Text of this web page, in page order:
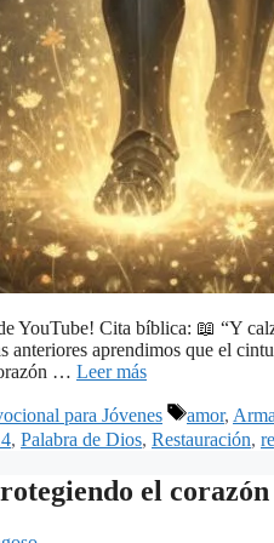
YouTube! Cita bíblica: 📖 “Y
aprendimos que el
… Leer más
para Jóvenes Etiquetas
amor,
, Palabra de Dios, Restauración,
el